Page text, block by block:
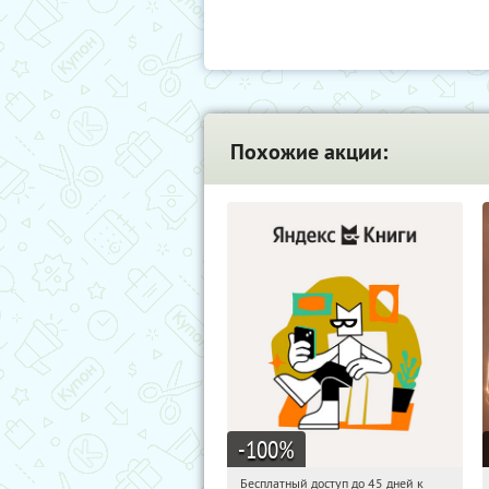
Похожие акции:
-100%
Бесплатный доступ до 45 дней к